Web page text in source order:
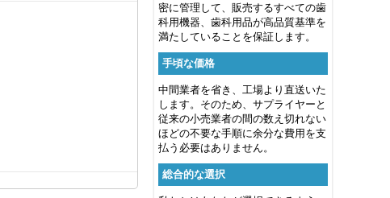
密に管理して、販売するすべての歯
科用機器、歯科用品が高品質基準を
満たしていることを保証します。
手頃な価格
中間業者を省き、工場より直送いた
します。そのため、サプライヤーと
従来の小売業者の間の数え切れない
ほどの不要な手順に余分な費用を支
払う必要はありません。
総合的な選択